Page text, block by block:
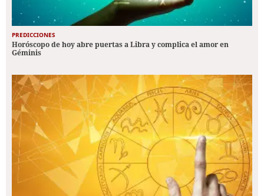
PREDICCIONES
Horóscopo de hoy abre puertas a Libra y complica el amor en
Géminis